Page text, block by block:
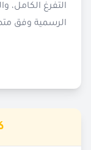
التفرغ الكامل،
الرسمية وفق